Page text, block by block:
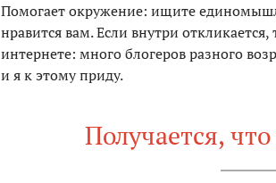
Помогает окружение: ищите
нравится вам. Если внутри
интернете: много блогеров разного
и я к этому приду.
Получается,